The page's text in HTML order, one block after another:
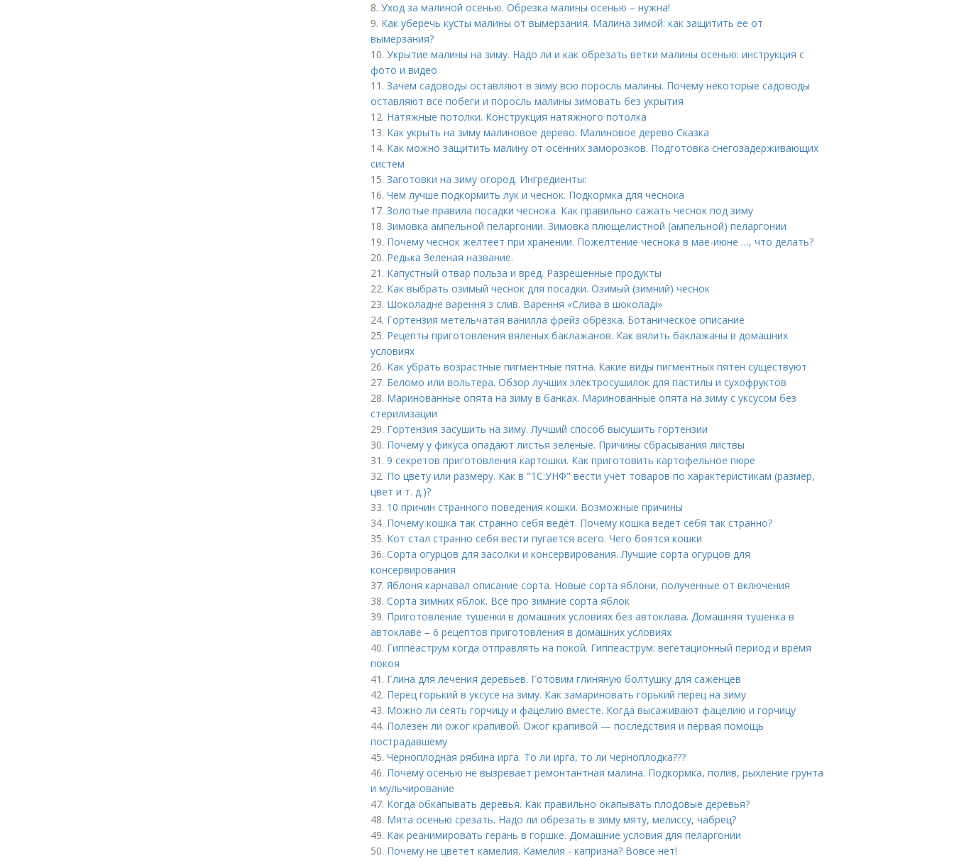
8. Уход за малиной осенью. Обрезка малины осенью – нужна!
9. Как уберечь кусты малины от вымерзания. Малина зимой: как защитить ее от
вымерзания?
10. Укрытие малины на зиму. Надо ли и как обрезать ветки малины осенью: инструкция с
фото и видео
11. Зачем садоводы оставляют в зиму всю поросль малины. Почему некоторые садоводы
оставляют все побеги и поросль малины зимовать без укрытия
12. Натяжные потолки. Конструкция натяжного потолка
13. Как укрыть на зиму малиновое дерево. Малиновое дерево Сказка
14. Как можно защитить малину от осенних заморозков. Подготовка снегозадерживающих
систем
15. Заготовки на зиму огород. Ингредиенты:
16. Чем лучше подкормить лук и чеснок. Подкормка для чеснока
17. Золотые правила посадки чеснока. Как правильно сажать чеснок под зиму
18. Зимовка ампельной пеларгонии. Зимовка плющелистной (ампельной) пеларгонии
19. Почему чеснок желтеет при хранении. Пожелтение чеснока в мае-июне …, что делать?
20. Редька Зеленая название.
21. Капустный отвар польза и вред. Разрешенные продукты
22. Как выбрать озимый чеснок для посадки. Озимый (зимний) чеснок
23. Шоколадне варення з слив. Варення «Слива в шоколаді»
24. Гортензия метельчатая ванилла фрейз обрезка. Ботаническое описание
25. Рецепты приготовления вяленых баклажанов. Как вялить баклажаны в домашних
условиях
26. Как убрать возрастные пигментные пятна. Какие виды пигментных пятен существуют
27. Беломо или вольтера. Обзор лучших электросушилок для пастилы и сухофруктов
28. Маринованные опята на зиму в банках. Маринованные опята на зиму с уксусом без
стерилизации
29. Гортензия засушить на зиму. Лучший способ высушить гортензии
30. Почему у фикуса опадают листья зеленые. Причины сбрасывания листвы
31. 9 секретов приготовления картошки. Как приготовить картофельное пюре
32. По цвету или размеру. Как в "1С:УНФ" вести учет товаров по характеристикам (размер,
цвет и т. д.)?
33. 10 причин странного поведения кошки. Возможные причины
34. Почему кошка так странно себя ведёт. Почему кошка ведет себя так странно?
35. Кот стал странно себя вести пугается всего. Чего боятся кошки
36. Сорта огурцов для засолки и консервирования. Лучшие сорта огурцов для
консервирования
37. Яблоня карнавал описание сорта. Новые сорта яблони, полученные от включения
38. Сорта зимних яблок. Всё про зимние сорта яблок
39. Приготовление тушенки в домашних условиях без автоклава. Домашняя тушенка в
автоклаве – 6 рецептов приготовления в домашних условиях
40. Гиппеаструм когда отправлять на покой. Гиппеаструм: вегетационный период и время
покоя
41. Глина для лечения деревьев. Готовим глиняную болтушку для саженцев
42. Перец горький в уксусе на зиму. Как замариновать горький перец на зиму
43. Можно ли сеять горчицу и фацелию вместе. Когда высаживают фацелию и горчицу
44. Полезен ли ожог крапивой. Ожог крапивой — последствия и первая помощь
пострадавшему
45. Черноплодная рябина ирга. То ли ирга, то ли черноплодка???
46. Почему осенью не вызревает ремонтантная малина. Подкормка, полив, рыхление грунта
и мульчирование
47. Когда обкапывать деревья. Как правильно окапывать плодовые деревья?
48. Мята осенью срезать. Надо ли обрезать в зиму мяту, мелиссу, чабрец?
49. Как реанимировать герань в горшке. Домашние условия для пеларгонии
50. Почему не цветет камелия. Камелия - капризна? Вовсе нет!